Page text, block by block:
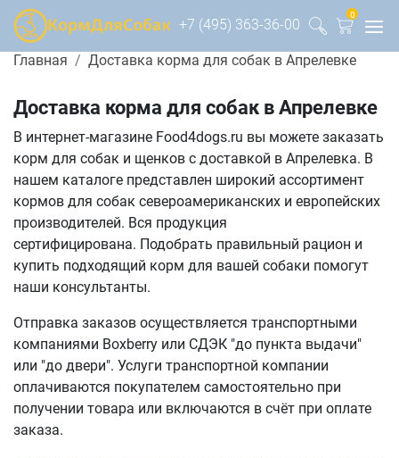
+7 (495) 363-36-00
0
Главная Доставка корма для собак в Апрелевке
Доставка корма для собак в Апрелевке
В интернет-магазине Food4dogs.ru вы можете заказать
корм для собак и щенков с доставкой в Апрелевка. В
нашем каталоге представлен широкий ассортимент
кормов для собак североамериканских и европейских
производителей. Вся продукция
сертифицирована. Подобрать правильный рацион и
купить подходящий корм для вашей собаки помогут
наши консультанты.
Отправка заказов осуществляется транспортными
компаниями Boxberry или СДЭК "до пункта выдачи"
или "до двери". Услуги транспортной компании
оплачиваются покупателем самостоятельно при
получении товара или включаются в счёт при оплате
заказа.